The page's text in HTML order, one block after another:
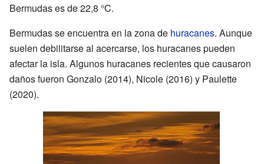
Bermudas es de 22,8 °C.
Bermudas se encuentra en la zona de huracanes. Aunque
suelen debilitarse al acercarse, los huracanes pueden
afectar la isla. Algunos huracanes recientes que causaron
daños fueron Gonzalo (2014), Nicole (2016) y Paulette
(2020).